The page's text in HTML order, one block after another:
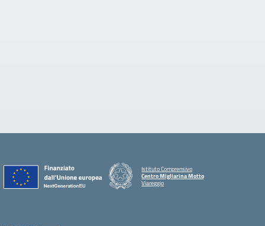
Istituto Comprensivo
Centro Migliarina Motto
Viareggio